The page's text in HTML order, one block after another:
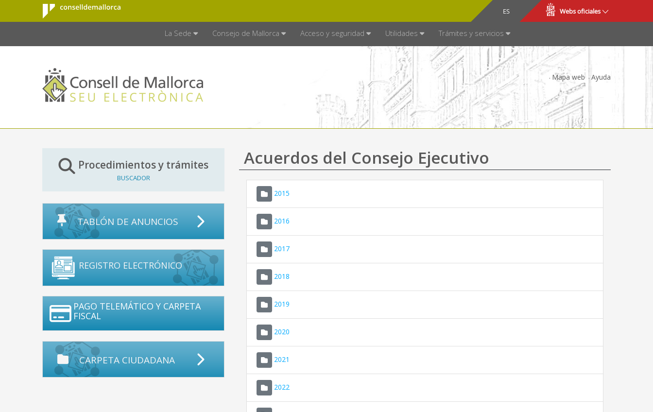
Saltar al contenido principal
Consell de
Mallorca
ES
CA Webs oficiales
La Sede Consejo de Mallorca Acceso y seguridad Utilidades Trámites y servicios
Mapa web Ayuda
Procedimientos y trámites
BUSCADOR
TABLÓN DE ANUNCIOS
REGISTRO ELECTRÓNICO
PAGO TELEMÁTICO Y CARPETA
FISCAL
CARPETA CIUDADANA
Acuerdos del Consejo Ejecutivo
2015
2016
2017
2018
2019
2020
2021
2022